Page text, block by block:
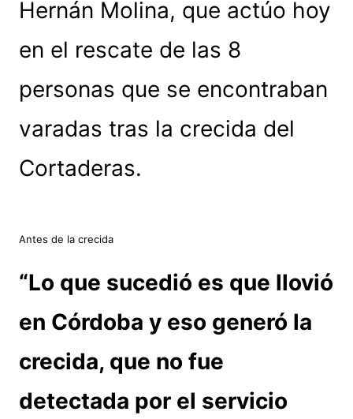
Hernán Molina, que actúo hoy
en el rescate de las 8
personas que se encontraban
varadas tras la crecida del
Cortaderas.
Antes de la crecida
“Lo que sucedió es que llovió
en Córdoba y eso generó la
crecida, que no fue
detectada por el servicio